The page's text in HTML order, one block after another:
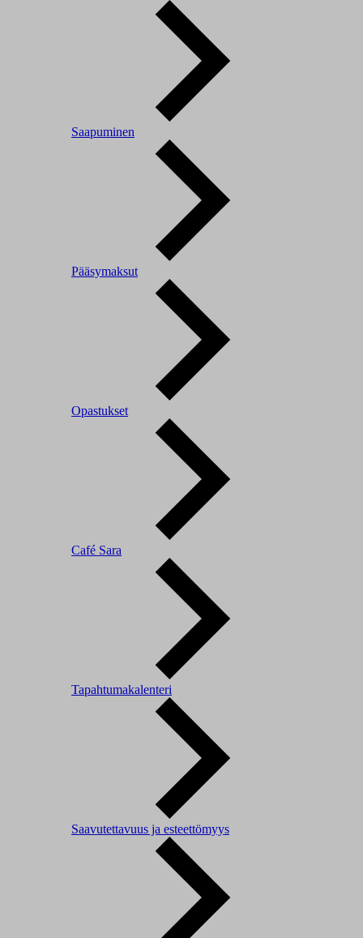
Saapuminen
Pääsymaksut
Opastukset
Café Sara
Tapahtumakalenteri
Saavutettavuus ja esteettömyys